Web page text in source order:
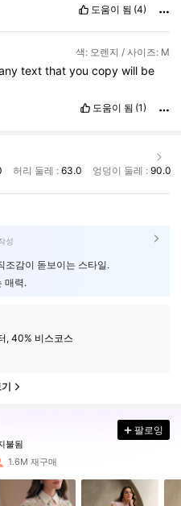
도움이 됨 (4)
색: 오렌지 / 사이즈: M
textthatyoucopywill be
도움이 됨 (1)
허리 둘레 : 63.0 엉덩이 둘레 : 90.0
성
조감이 돋보이는 스타일.
매력.
, 40% 비스코스
팔로잉
1.6M 재구매